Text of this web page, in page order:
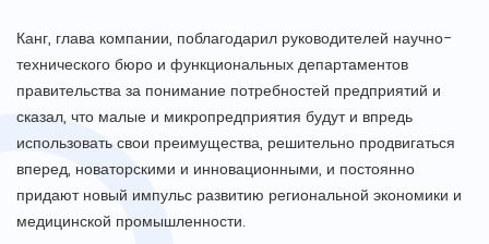
Канг, глава компании, поблагодарил руководителей научно-
технического бюро и функциональных департаментов
правительства за понимание потребностей предприятий и
сказал, что малые и микропредприятия будут и впредь
использовать свои преимущества, решительно продвигаться
вперед, новаторскими и инновационными, и постоянно
придают новый импульс развитию региональной экономики и
медицинской промышленности.